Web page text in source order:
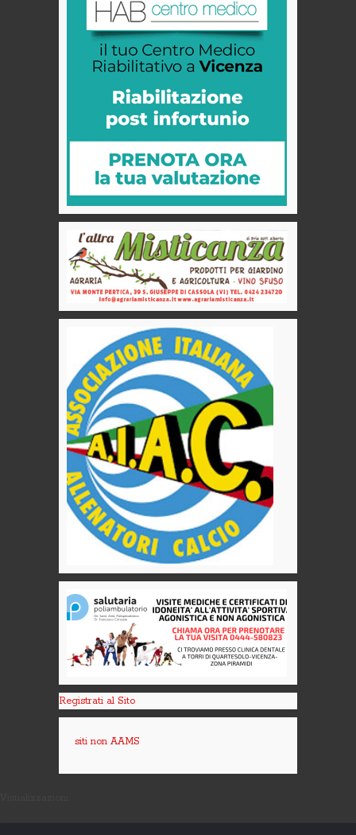
Registrati al Sito
siti non AAMS